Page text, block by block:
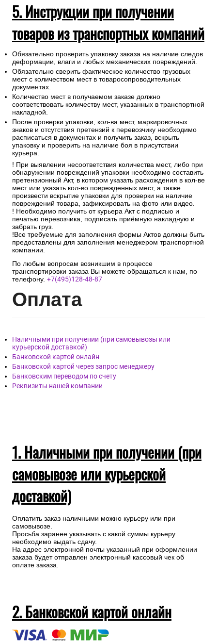
5. Инструкции при получении
товаров из транспортных компаний
Обязательно проверить упаковку заказа на наличие следов
деформации, влаги и любых механических повреждений.
Обязательно сверить фактическое количество грузовых
мест с количеством мест в товаросопроводительных
документах.
Количество мест в получаемом заказе должно
соответствовать количеству мест, указанных в транспортной
накладной.
После проверки упаковки, кол-ва мест, маркировочных
знаков и отсутствия претензий к перевозчику необходимо
расписаться в документах и получить заказ, вскрыть
упаковку и проверить на наличие боя в присутствии
курьера.
! При выявлении несоответствия количества мест, либо при
обнаружении повреждений упаковки необходимо составить
претензионный Акт, в котором указать расхождения в кол-ве
мест или указать кол-во поврежденных мест, а также
произвести вскрытие упаковки для проверки на наличие
повреждений товара, зафиксировать на фото или видео.
! Необходимо получить от курьера Акт с подписью и
печатью перевозчика, подписать приёмную накладную и
забрать груз.
!Все требуемые для заполнения формы Актов должны быть
предоставлены для заполнения менеджером транспортной
компании.
По любым вопросам возникшим в процессе
транспортировки заказа Вы можете обращаться к нам, по
телефону. +7(495)128-48-87
Оплата
Наличными при получении (при самовывозы или
курьерской доставкой)
Банковской картой онлайн
Банковской картой через запрос менеджеру
Банковским переводом по счету
Реквизиты нашей компании
1. Наличными при получении (при
самовывозе или курьерской
доставкой)
Оплатить заказ наличными можно курьеру или при
самовывозе.
Просьба заранее указывать с какой суммы курьеру
необходимо выдать сдачу.
На адрес электронной почты указанный при оформлении
заказа будет отправлен электронный кассовый чек об
оплате заказа.
2. Банковской картой онлайн